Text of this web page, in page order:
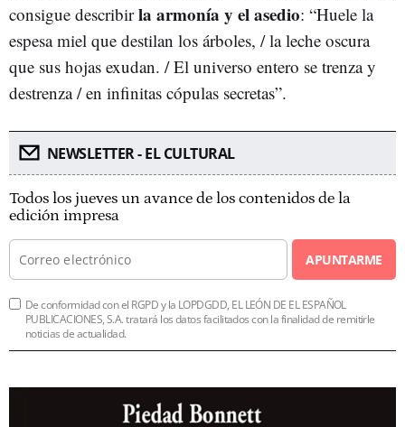
consigue describirla armonía y el asedio: “Huele la
espesa miel que destilan los árboles, / la leche oscura
que sus hojas exudan. / El universo entero se trenza y
destrenza / en infinitas cópulas secretas”.
NEWSLETTER - EL CULTURAL
Todos los jueves un avance de los contenidos de la
edición impresa
APUNTARME
De conformidad con el RGPD y la LOPDGDD, EL LEÓN DE EL ESPAÑOL
PUBLICACIONES, S.A. tratará los datos facilitados con la finalidad de remitirle
noticias de actualidad.